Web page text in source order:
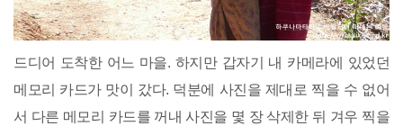
드디어 도착한 어느 마을. 하지만 갑자기 내 카메라에 있었던
메모리 카드가 맛이 갔다. 덕분에 사진을 제대로 찍을 수 없어
서 다른 메모리 카드를 꺼내 사진을 몇 장 삭제한 뒤 겨우 찍을